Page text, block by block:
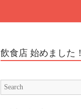
飲食店 始めました！